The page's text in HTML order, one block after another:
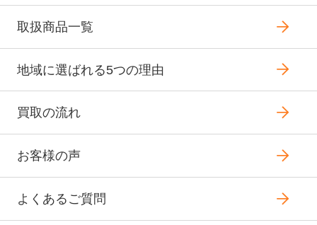
取扱商品一覧
地域に選ばれる5つの理由
買取の流れ
お客様の声
よくあるご質問